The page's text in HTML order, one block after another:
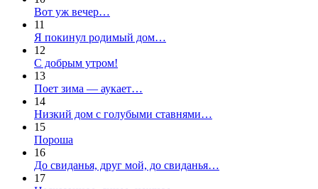
Вот уж вечер…
11
Я покинул родимый дом…
12
С добрым утром!
13
Поет зима — аукает…
14
Низкий дом с голубыми ставнями…
15
Пороша
16
До свиданья, друг мой, до свиданья…
17